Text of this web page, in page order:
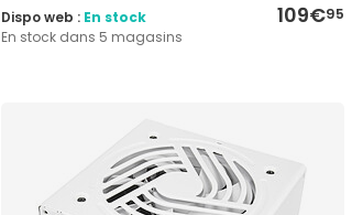
109€95
Dispo web : En stock
En stock dans 5 magasins